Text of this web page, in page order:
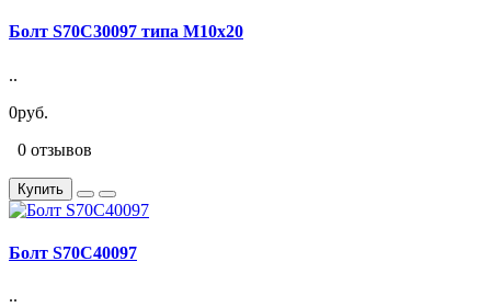
Болт S70C30097 типа M10x20
..
0руб.
0 отзывов
Купить
Болт S70C40097
..